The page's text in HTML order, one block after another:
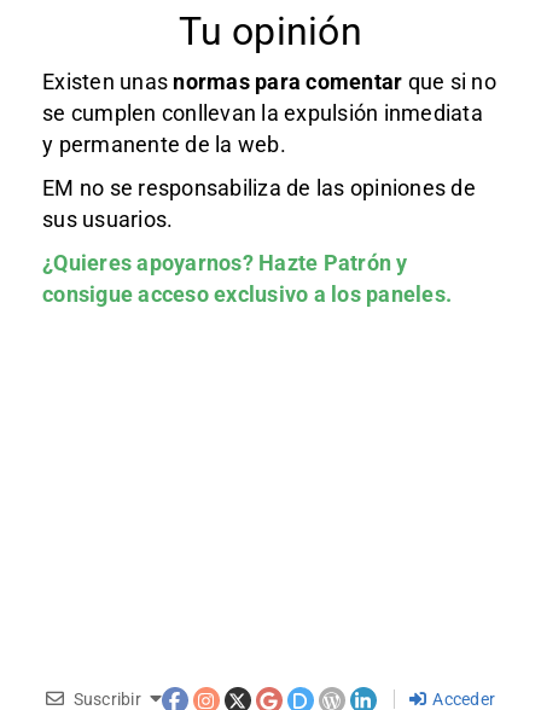
Tu opinión
Existen unas normas para comentar que si no
se cumplen conllevan la expulsión inmediata
y permanente de la web.
EM no se responsabiliza de las opiniones de
sus usuarios.
¿Quieres apoyarnos? Hazte Patróny
consigue acceso exclusivo a los paneles.
Suscribir Acceder